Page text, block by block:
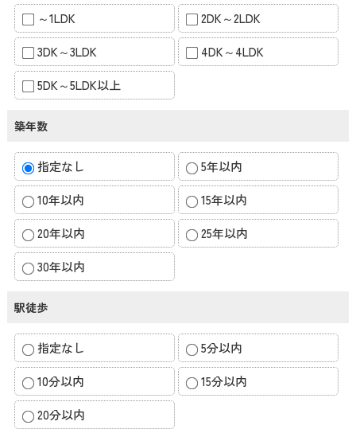
～1LDK
2DK～2LDK
3DK～3LDK
4DK～4LDK
5DK～5LDK以上
築年数
指定なし
5年以内
10年以内
15年以内
20年以内
25年以内
30年以内
駅徒歩
指定なし
5分以内
10分以内
15分以内
20分以内